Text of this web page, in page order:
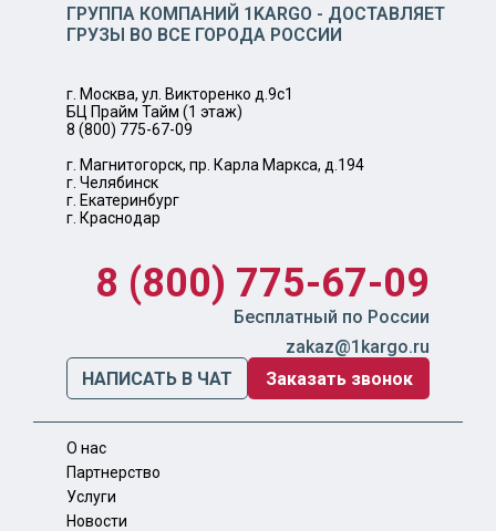
ГРУППА КОМПАНИЙ 1KARGO - ДОСТАВЛЯЕТ
ГРУЗЫ ВО ВСЕ ГОРОДА РОССИИ
г. Москва, ул. Викторенко д.9с1
БЦ Прайм Тайм (1 этаж)
8 (800) 775-67-09
г. Магнитогорск, пр. Карла Маркса, д.194
г. Челябинск
г. Екатеринбург
г. Краснодар
8 (800) 775-67-09
Бесплатный по России
zakaz@1kargo.ru
НАПИСАТЬ В ЧАТ
Заказать звонок
О нас
Партнерство
Услуги
Новости